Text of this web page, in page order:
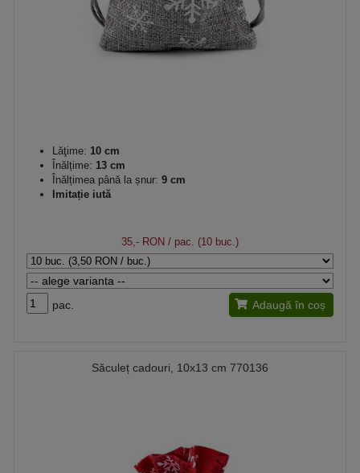
Lăţime: 10 cm
Înălțime: 13 cm
Înălțimea până la șnur: 9 cm
Imitație iută
35,- RON / pac. (10 buc.)
pac. Adaugă în coș
Săculeț cadouri, 10x13 cm 770136